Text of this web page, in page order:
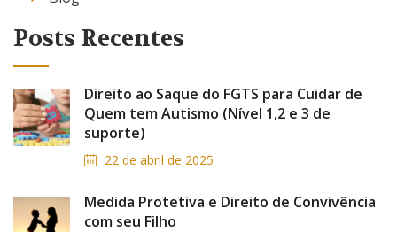
Posts Recentes
Direito ao Saque do FGTS para Cuidar de
Quem tem Autismo (Nível 1,2 e 3 de
suporte)
22 de abril de 2025
Medida Protetiva e Direito de Convivência
com seu Filho